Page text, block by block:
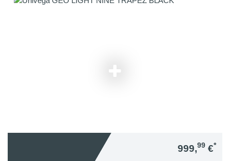
999,99 €*